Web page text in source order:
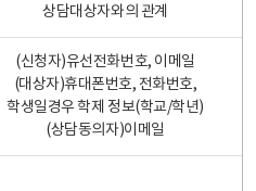
상담대상자와의 관계
(신청자)유선전화번호, 이메일
(대상자)휴대폰번호, 전화번호,
학생일경우 학제 정보(학교/학년)
(상담동의자)이메일